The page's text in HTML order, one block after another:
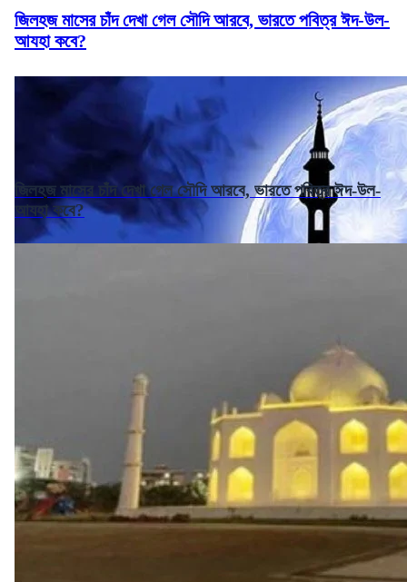
জিলহজ মাসের চাঁদ দেখা গেল সৌদি আরবে, ভারতে পবিত্র ঈদ-উল-
আযহা কবে?
জিলহজ মাসের চাঁদ দেখা গেল সৌদি আরবে, ভারতে পবিত্র ঈদ-উল-
আযহা কবে?